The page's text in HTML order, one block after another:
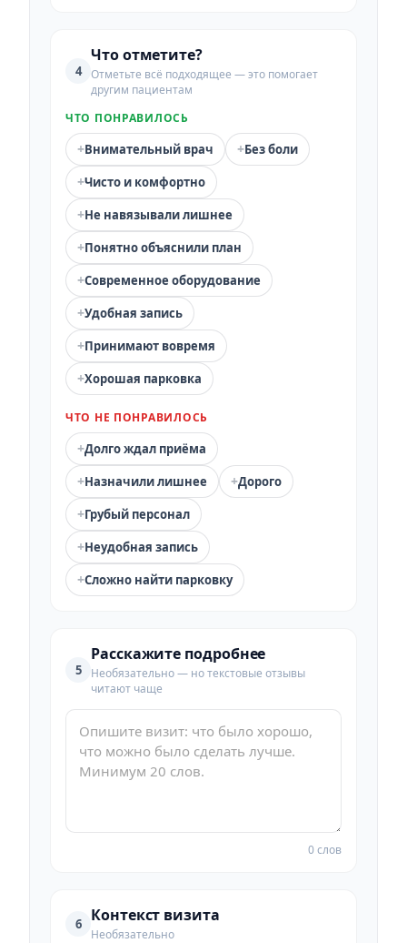
4
Что отметите?
Отметьте всё подходящее — это помогает
другим пациентам
ЧТО ПОНРАВИЛОСЬ
+Внимательный врач +Без боли
+Чисто и комфортно
+Не навязывали лишнее
+Понятно объяснили план
+Современное оборудование
+Удобная запись
+Принимают вовремя
+Хорошая парковка
ЧТО НЕ ПОНРАВИЛОСЬ
+Долго ждал приёма
+Назначили лишнее +Дорого
+Грубый персонал
+Неудобная запись
+Сложно найти парковку
5
Расскажите подробнее
Необязательно — но текстовые отзывы
читают чаще
0 слов
6 Контекст визита
Необязательно